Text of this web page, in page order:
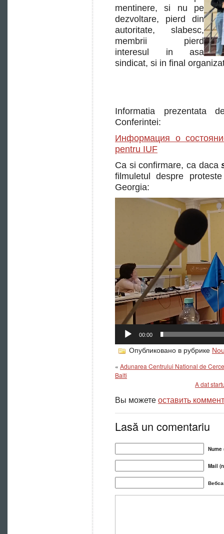
mentinere, si nu pe
dezvoltare, pierd din
autoritate, slabesc,
membrii pierd
interesul in asa
sindicat, si in final
Informatia prezentata
Conferintei:
Информация о
pentru IUF
Ca si confirmare, ca daca
filmuletul despre
Georgia:
00:00
Опубликовано в рубрике
« Adunarea Centrului National de
Balti
A dat
Вы можетеоставить
Lasă un comentariu
Nume
Mail